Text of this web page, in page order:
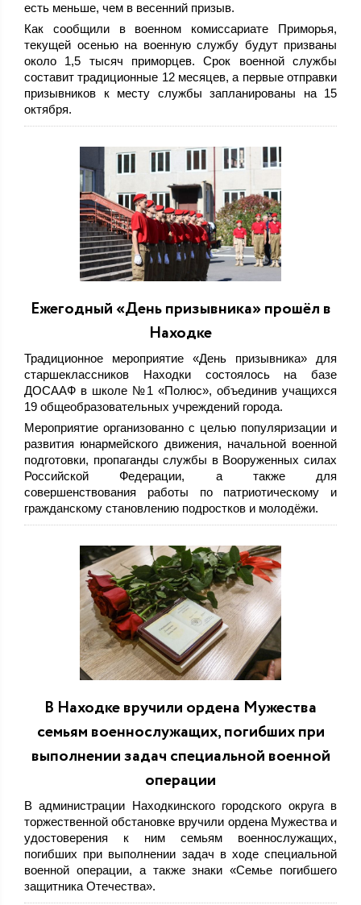
есть меньше, чем в весенний призыв.
Как сообщили в военном комиссариате Приморья,
текущей осенью на военную службу будут призваны
около 1,5 тысяч приморцев. Срок военной службы
составит традиционные 12 месяцев, а первые отправки
призывников к месту службы запланированы на 15
октября.
Ежегодный «День призывника» прошёл в
Находке
Традиционное мероприятие «День призывника» для
старшеклассников Находки состоялось на базе
ДОСААФ в школе №1 «Полюс», объединив учащихся
19 общеобразовательных учреждений города.
Мероприятие организованно с целью популяризации и
развития юнармейского движения, начальной военной
подготовки, пропаганды службы в Вооруженных силах
Российской Федерации, а также для
совершенствования работы по патриотическому и
гражданскому становлению подростков и молодёжи.
В Находке вручили ордена Мужества
семьям военнослужащих, погибших при
выполнении задач специальной военной
операции
В администрации Находкинского городского округа в
торжественной обстановке вручили ордена Мужества и
удостоверения к ним семьям военнослужащих,
погибших при выполнении задач в ходе специальной
военной операции, а также знаки «Семье погибшего
защитника Отечества».